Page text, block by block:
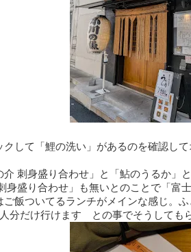
クして「鯉の洗い」があるのを確認し
介 刺身盛り合わせ」と「鮎のうるか」
身盛り合わせ」も無いとのことで「富
ご飯ついてるランチがメインな感じ。
分だけ行けます との事でそうしてもら